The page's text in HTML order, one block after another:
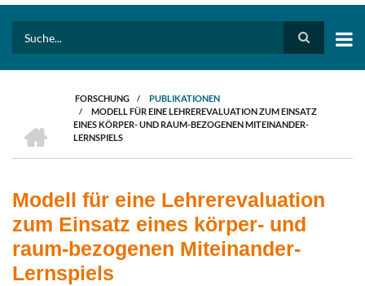
PFADNAVIGATION
FORSCHUNG / PUBLIKATIONEN
/
MODELL FÜR EINE LEHREREVALUATION ZUM EINSATZ
EINES KÖRPER- UND RAUM-BEZOGENEN MITEINANDER-
LERNSPIELS
Modell für eine Lehrerevaluation
zum Einsatz eines körper- und
raum-bezogenen Miteinander-
Lernspiels